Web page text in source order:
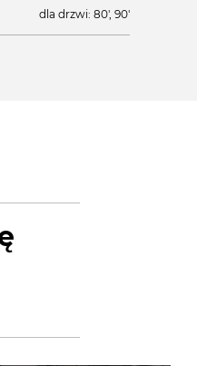
dla drzwi: 80', 90'